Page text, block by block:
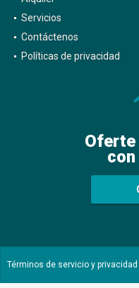
Servicios
Contáctenos
Políticas de privacidad
Oferte
Términos de servicio y privacidad